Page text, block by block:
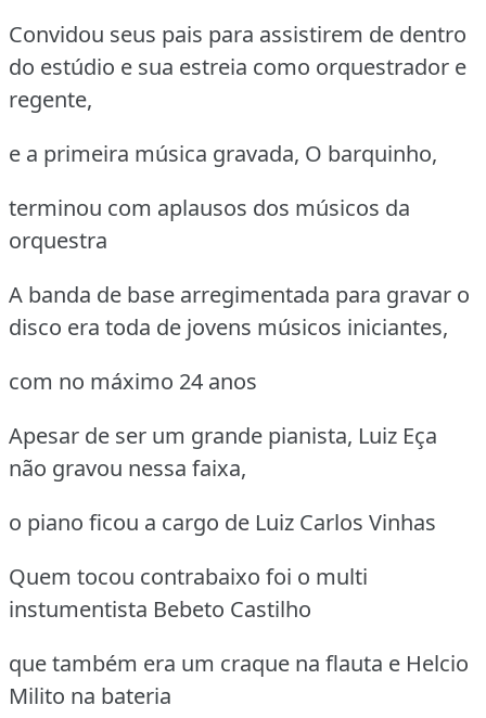
Convidou seus pais para assistirem de dentro
do estúdio e sua estreia como orquestrador e
regente,
e a primeira música gravada, O barquinho,
terminou com aplausos dos músicos da
orquestra
A banda de base arregimentada para gravar o
disco era toda de jovens músicos iniciantes,
com no máximo 24 anos
Apesar de ser um grande pianista, Luiz Eça
não gravou nessa faixa,
o piano ficou a cargo de Luiz Carlos Vinhas
Quem tocou contrabaixo foi o multi
instumentista Bebeto Castilho
que também era um craque na flauta e Helcio
Milito na bateria